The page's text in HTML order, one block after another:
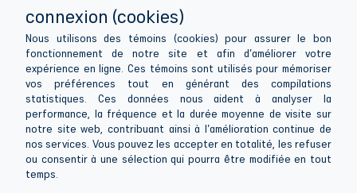
Lignes directrices
pour la sélection des administrateurs
514 286-1081
info@apesquebec.org
Suivez-nous
connexion (cookies)
Nous utilisons des témoins (cookies) pour assurer le bon
fonctionnement de notre site et afin d'améliorer votre
expérience en ligne. Ces témoins sont utilisés pour mémoriser
vos préférences tout en générant des compilations
statistiques. Ces données nous aident à analyser la
performance, la fréquence et la durée moyenne de visite sur
notre site web, contribuant ainsi à l'amélioration continue de
nos services. Vous pouvez les accepter en totalité, les refuser
ou consentir à une sélection qui pourra être modifiée en tout
temps.